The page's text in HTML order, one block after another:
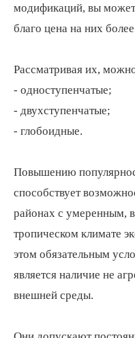
модификаций, вы
благо цена на них
Рассматривая их,
- одноступенчатые;
- двухступенчатые;
- глобоидные.
Повышению
способствует
районах с умеренным,
тропическом климате
этом обязательным
является наличие не
внешней среды.